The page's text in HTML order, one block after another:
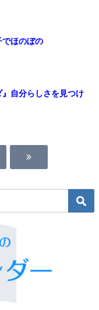
でほのぼの
』自分らしさを見つけ